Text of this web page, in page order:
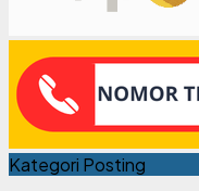
Kategori Posting